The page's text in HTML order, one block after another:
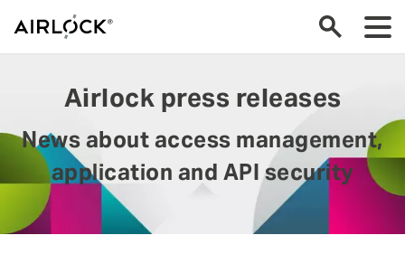
Airlock press releases
News about access management,
application and API security